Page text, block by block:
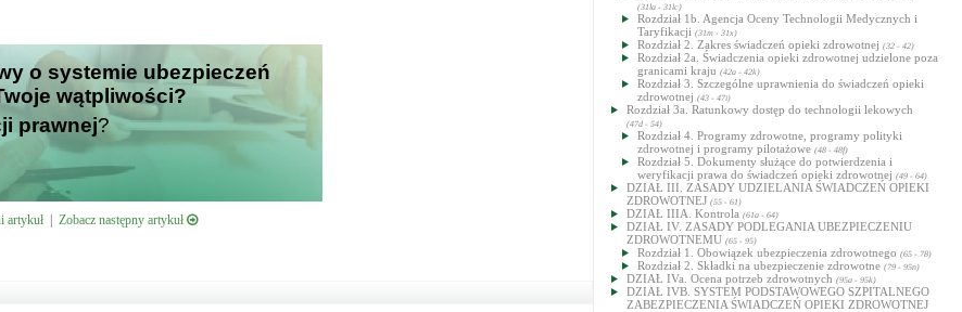
o systemie ubezpieczeń
wątpliwości?
prawnej?
artykuł| Zobacz następny artykuł
(31la - 31lc)
Rozdział 1b. Agencja Oceny Technologii Medycznych i
Taryfikacji (31m - 31x)
Rozdział 2. Zakres świadczeń opieki zdrowotnej (32 - 42)
Rozdział 2a. Świadczenia opieki zdrowotnej udzielone poza
granicami kraju (42a - 42k)
Rozdział 3. Szczególne uprawnienia do świadczeń opieki
zdrowotnej (43 - 47i)
Rozdział 3a. Ratunkowy dostęp do technologii lekowych
(47d - 54)
Rozdział 4. Programy zdrowotne, programy polityki
zdrowotnej i programy pilotażowe (48 - 48f)
Rozdział 5. Dokumenty służące do potwierdzenia i
weryfikacji prawa do świadczeń opieki zdrowotnej (49 - 64)
DZIAŁ III. ZASADY UDZIELANIA ŚWIADCZEŃ OPIEKI
ZDROWOTNEJ (55 - 61)
DZIAŁ IIIA. Kontrola (61a - 64)
DZIAŁ IV. ZASADY PODLEGANIA UBEZPIECZENIU
ZDROWOTNEMU (65 - 95)
Rozdział 1. Obowiązek ubezpieczenia zdrowotnego (65 - 78)
Rozdział 2. Składki na ubezpieczenie zdrowotne (79 - 95n)
DZIAŁ IVa. Ocena potrzeb zdrowotnych (95a - 95k)
DZIAŁ IVB. SYSTEM PODSTAWOWEGO SZPITALNEGO
ZABEZPIECZENIA ŚWIADCZEŃ OPIEKI ZDROWOTNEJ